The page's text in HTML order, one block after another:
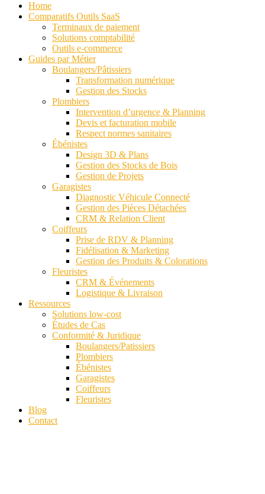
Home
Comparatifs Outils SaaS
Terminaux de paiement
Solutions comptabilité
Outils e-commerce
Guides par Métier
Boulangers/Pâtissiers
Transformation numérique
Gestion des Stocks
Plombiers
Intervention d’urgence & Planning
Devis et facturation mobile
Respect normes sanitaires
Ébénistes
Design 3D & Plans
Gestion des Stocks de Bois
Gestion de Projets
Garagistes
Diagnostic Véhicule Connecté
Gestion des Pièces Détachées
CRM & Relation Client
Coiffeurs
Prise de RDV & Planning
Fidélisation & Marketing
Gestion des Produits & Colorations
Fleuristes
CRM & Événements
Logistique & Livraison
Ressources
Solutions low-cost
Études de Cas
Conformité & Juridique
Boulangers/Patissiers
Plombiers
Ébénistes
Garagistes
Coiffeurs
Fleuristes
Blog
Contact